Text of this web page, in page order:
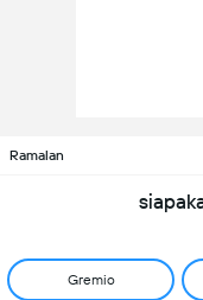
Ramalan
Gremio